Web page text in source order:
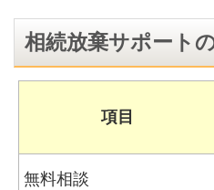
相続放棄サポート
項目
無料相談